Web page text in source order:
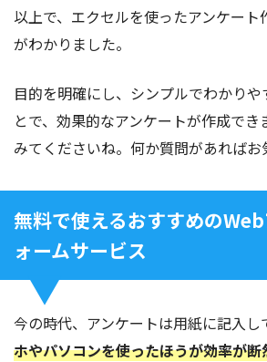
以上で、エクセルを使ったアンケー
がわかりました。
目的を明確にし、シンプルでわかり
とで、効果的なアンケートが作成でき
みてくださいね。何か質問があればお
無料で使えるおすすめの
ォームサービス
今の時代、アンケートは用紙に記入し
ホやパソコンを使ったほうが効率が断